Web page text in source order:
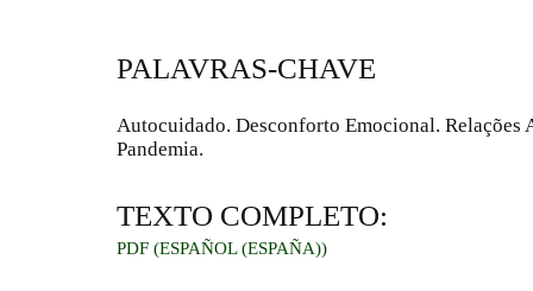
PALAVRAS-CHAVE
Autocuidado. Desconforto Emocional. Relações
Pandemia.
TEXTO COMPLETO:
PDF (ESPAÑOL (ESPAÑA))